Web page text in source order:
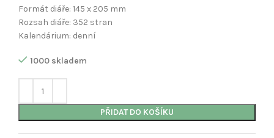
Formát diáře: 145 x 205 mm
Rozsah diáře: 352 stran
Kalendárium: denní
1000 skladem
PŘIDAT DO KOŠÍKU